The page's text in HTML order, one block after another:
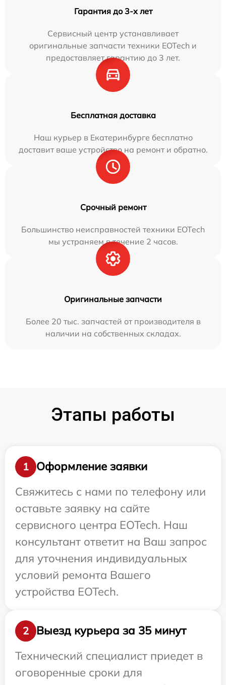
Гарантия до 3-х лет
Сервисный центр устанавливает
оригинальные запчасти техники EOTech и
предоставляет гарантию до 3 лет.
Бесплатная доставка
Наш курьер в Екатеринбурге бесплатно
доставит ваше устройство на ремонт и обратно.
Срочный ремонт
Большинство неисправностей техники EOTech
мы устраняем в течение 2 часов.
Оригинальные запчасти
Более 20 тыс. запчастей от производителя в
наличии на собственных складах.
Этапы работы
1
Оформление заявки
Свяжитесь с нами по телефону или
оставьте заявку на сайте
сервисного центра EOTech. Наш
консультант ответит на Ваш запрос
для уточнения индивидуальных
условий ремонта Вашего
устройства EOTech.
2
Выезд курьера за 35 минут
Технический специалист приедет в
оговоренные сроки для